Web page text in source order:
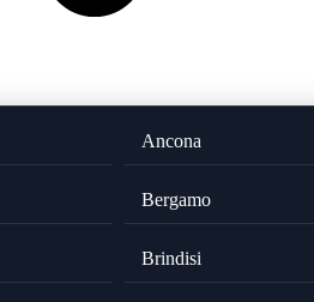
Ancona
Bergamo
Brindisi